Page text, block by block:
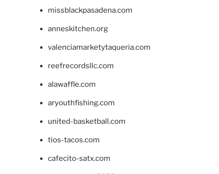
missblackpasadena.com
anneskitchen.org
valenciamarketytaqueria.com
reefrecordsllc.com
alawaffle.com
aryouthfishing.com
united-basketball.com
tios-tacos.com
cafecito-satx.com